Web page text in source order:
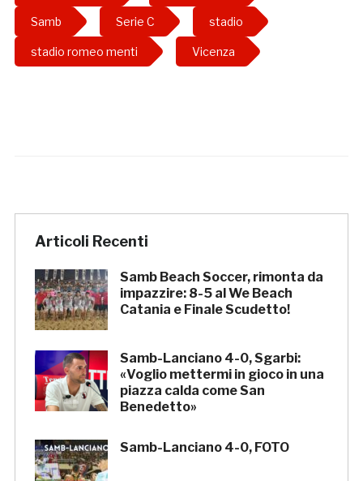
Samb Serie C stadio
stadio romeo menti Vicenza
Articoli Recenti
Samb Beach Soccer, rimonta da
impazzire: 8-5 al We Beach
Catania e Finale Scudetto!
Samb-Lanciano 4-0, Sgarbi:
«Voglio mettermi in gioco in una
piazza calda come San
Benedetto»
Samb-Lanciano 4-0, FOTO